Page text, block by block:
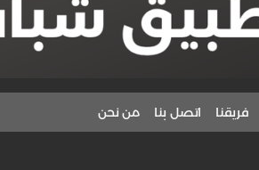
فريقنا اتصل بنا من نحن